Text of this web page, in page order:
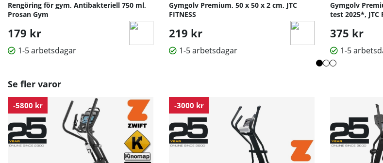
Rengöring för gym, Antibakteriell 750 ml,
Prosan Gym
179 kr
1-5 arbetsdagar
Gymgolv Premium, 50 x 50 x 2 cm, JTC
FITNESS
219 kr
1-5 arbetsdagar
Gymgolv
test 2025*, JTC
375 kr
1-5
Se fler varor
-5800 kr -3000 kr